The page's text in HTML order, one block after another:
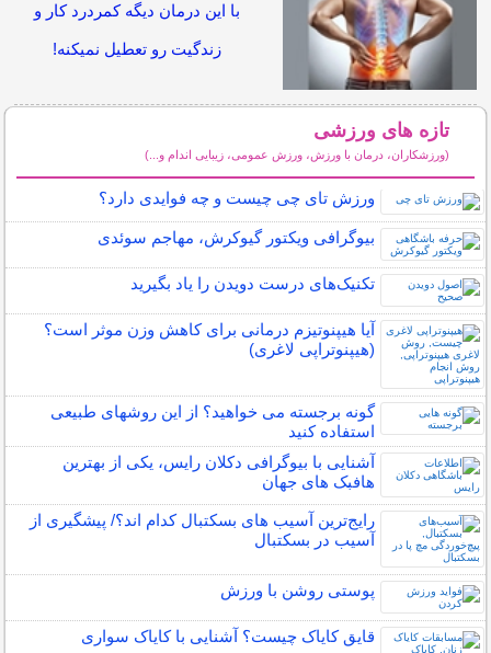
با این درمان دیگه کمردرد کار و
زندگیت رو تعطیل نمیکنه!
تازه های ورزشی
(ورزشکاران، درمان با ورزش، ورزش عمومی، زیبایی اندام و...)
ورزش تای چی چیست و چه فوایدی دارد؟
بیوگرافی ویکتور گیوکرش، مهاجم سوئدی
تکنیک‌های درست دویدن را یاد بگیرید
آیا هیپنوتیزم درمانی برای کاهش وزن موثر است؟
(هیپنوتراپی لاغری)
گونه برجسته می خواهید؟ از این روشهای طبیعی
استفاده کنید
آشنایی با بیوگرافی دکلان رایس، یکی از بهترین
هافبک های جهان
رایج‌ترین آسیب های بسکتبال کدام اند؟/ پیشگیری از
آسیب در بسکتبال
پوستی روشن با ورزش
قایق کایاک چیست؟ آشنایی با کایاک سواری